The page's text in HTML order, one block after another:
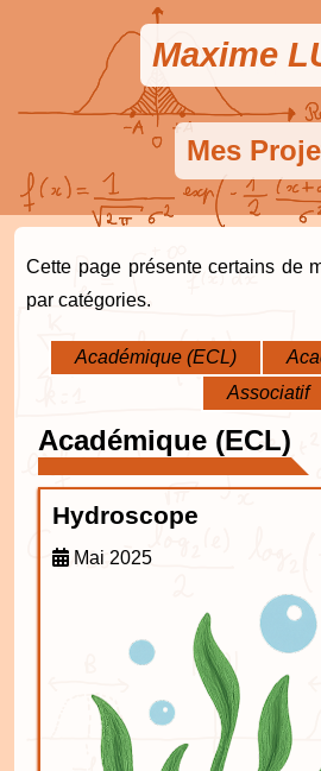
Maxime
Mes
Cette page présente certains de
par catégories.
Académique (ECL)
Associatif
Académique (ECL)
Hydroscope
Mai 2025